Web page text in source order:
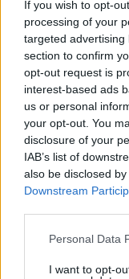
If you wish to opt-
processing of your
targeted
section to confirm
opt-out request is
interest-based ads
us or personal
your opt-out. You
disclosure of your
IAB’s list of
also be disclosed
Downstream
Please note that
not limited to your
Personal Data
I want to opt-
στη ζωή του εν
2016, παρότι
δημοσίως ότι
Ελβετία, σε
αυτοκτονίας.
ένθερμος
ευθανασία,
την προσωπική
της
Η θέση της